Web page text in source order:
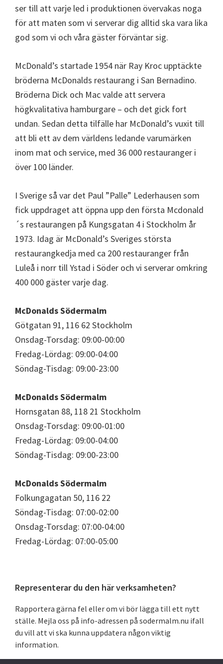
ser till att varje led i produktionen övervakas noga
för att maten som vi serverar dig alltid ska vara lika
god som vi och våra gäster förväntar sig.
McDonald’s startade 1954 när Ray Kroc upptäckte
bröderna McDonalds restaurang i San Bernadino.
Bröderna Dick och Mac valde att servera
högkvalitativa hamburgare – och det gick fort
undan. Sedan detta tilfälle har McDonald’s vuxit till
att bli ett av dem världens ledande varumärken
inom mat och service, med 36 000 restauranger i
över 100 länder.
I Sverige så var det Paul ”Palle” Lederhausen som
fick uppdraget att öppna upp den första Mcdonald
´s restaurangen på Kungsgatan 4 i Stockholm år
1973. Idag är McDonald’s Sveriges största
restaurangkedja med ca 200 restauranger från
Luleå i norr till Ystad i Söder och vi serverar omkring
400 000 gäster varje dag.
McDonalds Södermalm
Götgatan 91, 116 62 Stockholm
Onsdag-Torsdag: 09:00-00:00
Fredag-Lördag: 09:00-04:00
Söndag-Tisdag: 09:00-23:00
McDonalds Södermalm
Hornsgatan 88, 118 21 Stockholm
Onsdag-Torsdag: 09:00-01:00
Fredag-Lördag: 09:00-04:00
Söndag-Tisdag: 09:00-23:00
McDonalds Södermalm
Folkungagatan 50, 116 22
Söndag-Tisdag: 07:00-02:00
Onsdag-Torsdag: 07:00-04:00
Fredag-Lördag: 07:00-05:00
Primärt
sidofält
Representerar du den här verksamheten?
Rapportera gärna fel eller om vi bör lägga till ett nytt
ställe. Mejla oss på info-adressen på sodermalm.nu ifall
du vill att vi ska kunna uppdatera någon viktig
information.